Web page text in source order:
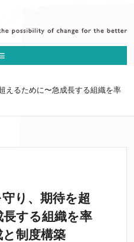
えるために〜急成長する組織を率
り、期待を超
する組織を率
制度構築